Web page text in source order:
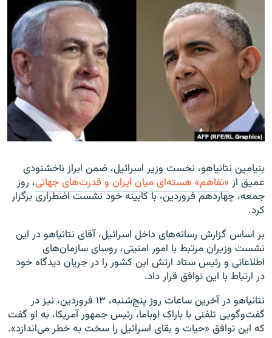
فرکانس‌ها
گزارش‌های تصویری
گزارش‌های ویدئویی
زنان فردا
English
به ما بپیوندید
بنیامین نتانیاهو، نخست وزیر اسرائیل، ضمن ابراز ناخشنودی
عمیق از «تفاهم» هسته‌ای میان ایران و قدرت‌های جهانی، روز
جمعه، چهاردهم فروردین، با کابینه خود نشست اضطراری برگزار
کرد.
بر اساس گزارش رسانه‌های داخل اسرائیل، آقای نتانیاهو در این
نشست وزیران مرتبط با امور امنیتی، روسای سازمان‌های
اطلاعاتی و رئیس ستاد ارتش این کشور را در جریان دیدگاه خود
در ارتباط با این توافق قرار داد.
نتانیاهو در آخرین ساعات روز پنج‌شنبه، ۱۳ فروردین، نیز در
گفت‌وگویی تلفنی با باراک اوباما، رئیس جمهور آمریکا، به او گفت
که این توافق «حیات و بقای اسرائیل را سخت به خطر می‌اندازد».